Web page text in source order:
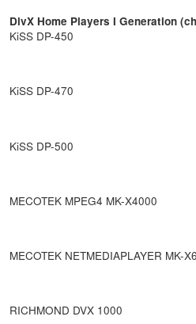
DivX Home Players I Generation
KiSS DP-450
KiSS DP-470
KiSS DP-500
MECOTEK MPEG4 MK-X4000
MECOTEK NETMEDIAPLAYER MK-
RICHMOND DVX 1000